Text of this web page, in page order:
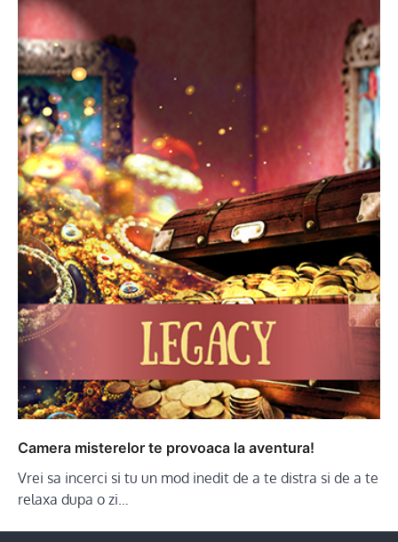
Camera misterelor te provoaca la aventura!
Vrei sa incerci si tu un mod inedit de a te distra si de a te
relaxa dupa o zi…